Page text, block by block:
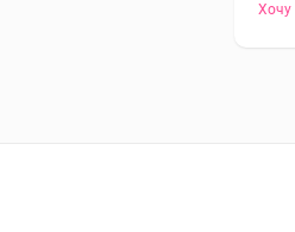
Хочу